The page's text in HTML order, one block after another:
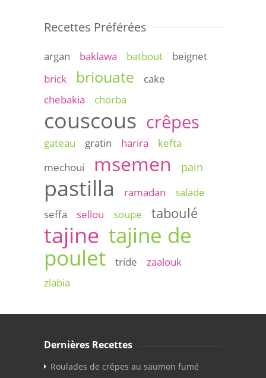
Recettes Préférées
argan baklawa batbout
beignet
brick
briouate
cake
chebakia
chorba
couscous crêpes
gateau gratin harira
kefta
mechoui
msemen pain
pastilla ramadan
salade
seffa
sellou soupe taboulé
tajine tajine de
poulet
tride
zaalouk
zlabia
Dernières Recettes
Roulades de crêpes au saumon fumé